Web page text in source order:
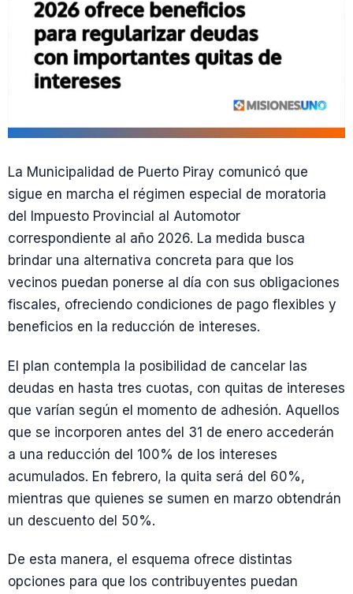
La Municipalidad de Puerto Piray comunicó que
sigue en marcha el régimen especial de moratoria
del Impuesto Provincial al Automotor
correspondiente al año 2026. La medida busca
brindar una alternativa concreta para que los
vecinos puedan ponerse al día con sus obligaciones
fiscales, ofreciendo condiciones de pago flexibles y
beneficios en la reducción de intereses.
El plan contempla la posibilidad de cancelar las
deudas en hasta tres cuotas, con quitas de intereses
que varían según el momento de adhesión. Aquellos
que se incorporen antes del 31 de enero accederán
a una reducción del 100% de los intereses
acumulados. En febrero, la quita será del 60%,
mientras que quienes se sumen en marzo obtendrán
un descuento del 50%.
De esta manera, el esquema ofrece distintas
opciones para que los contribuyentes puedan